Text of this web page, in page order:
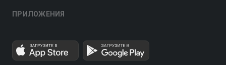
ПРИЛОЖЕНИЯ